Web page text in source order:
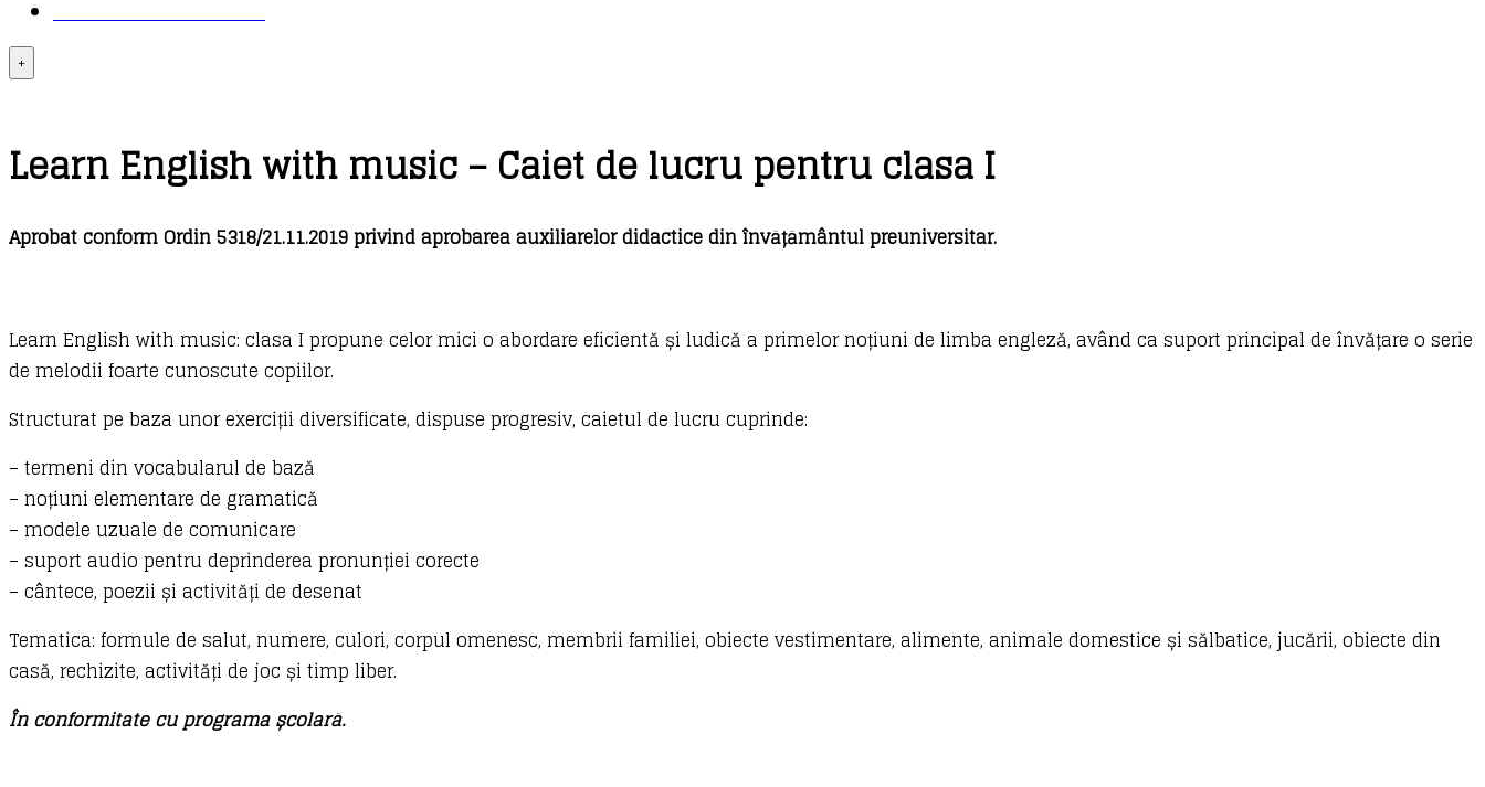
LOGIN – CONTUL MEU
+
Learn English with music – Caiet de lucru pentru clasa I
Aprobat conform Ordin 5318/21.11.2019 privind aprobarea auxiliarelor didactice din învățământul preuniversitar.
Learn English with music: clasa I propune celor mici o abordare eficientă și ludică a primelor noțiuni de limba engleză, având ca suport principal de învățare o serie
de melodii foarte cunoscute copiilor.
Structurat pe baza unor exerciții diversificate, dispuse progresiv, caietul de lucru cuprinde:
– termeni din vocabularul de bază
– noțiuni elementare de gramatică
– modele uzuale de comunicare
– suport audio pentru deprinderea pronunției corecte
– cântece, poezii și activități de desenat
Tematica: formule de salut, numere, culori, corpul omenesc, membrii familiei, obiecte vestimentare, alimente, animale domestice și sălbatice, jucării, obiecte din
casă, rechizite, activități de joc și timp liber.
În conformitate cu programa școlară.